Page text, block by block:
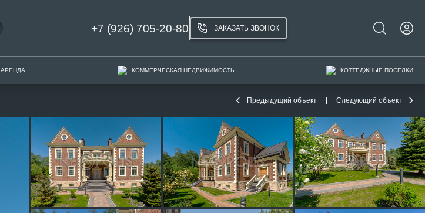
+7 (926) 705-20-80 ЗАКАЗАТЬ ЗВОНОК
АРЕНДА КОММЕРЧЕСКАЯ НЕДВИЖИМОСТЬ КОТТЕДЖНЫЕ ПОСЕЛКИ
Предыдущий объект Следующий объект